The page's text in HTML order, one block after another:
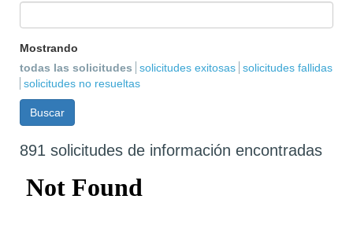
Mostrando
todas las solicitudes
solicitudes exitosas solicitudes fallidas
solicitudes no resueltas
891 solicitudes de información encontradas